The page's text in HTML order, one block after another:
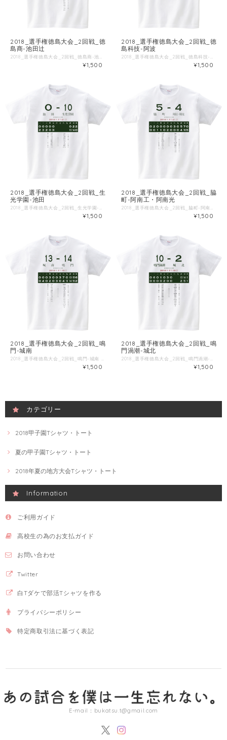
2018_選手権徳島大会_2回戦_徳
島商-池田辻
¥1,500
2018_選手権徳島大会_2回戦_徳
島科技-阿波
¥1,500
2018_選手権徳島大会_2回戦_生
光学園-池田
¥1,500
2018_選手権徳島大会_2回戦_脇
町-阿南工・阿南光
¥1,500
2018_選手権徳島大会_2回戦_鳴
門-城南
¥1,500
2018_選手権徳島大会_2回戦_鳴
門渦潮-城北
¥1,500
カテゴリー
2018甲子園Tシャツ・トート
夏の甲子園Tシャツ・トート
2018年夏の地方大会Tシャツ・トート
Information
ご利用ガイド
高校生の為のお支払ガイド
お問い合わせ
Twitter
白Tダケで部活Tシャツを作る
プライバシーポリシー
特定商取引法に基づく表記
E-mail： bukatsu.t@gmail.com